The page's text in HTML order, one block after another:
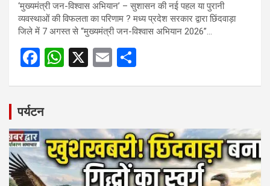
‘मुख्यमंत्री जन-विश्वास अभियान’ – सुशासन की नई पहल या पुरानी
व्यवस्थाओं की विफलता का परिणाम ? मध्य प्रदेश सरकार द्वारा छिंदवाड़ा
जिले में 7 अगस्त से “मुख्यमंत्री जन-विश्वास अभियान 2026”…
F
b
o
o
k
W
A
p
p
X
E
पर्यटन